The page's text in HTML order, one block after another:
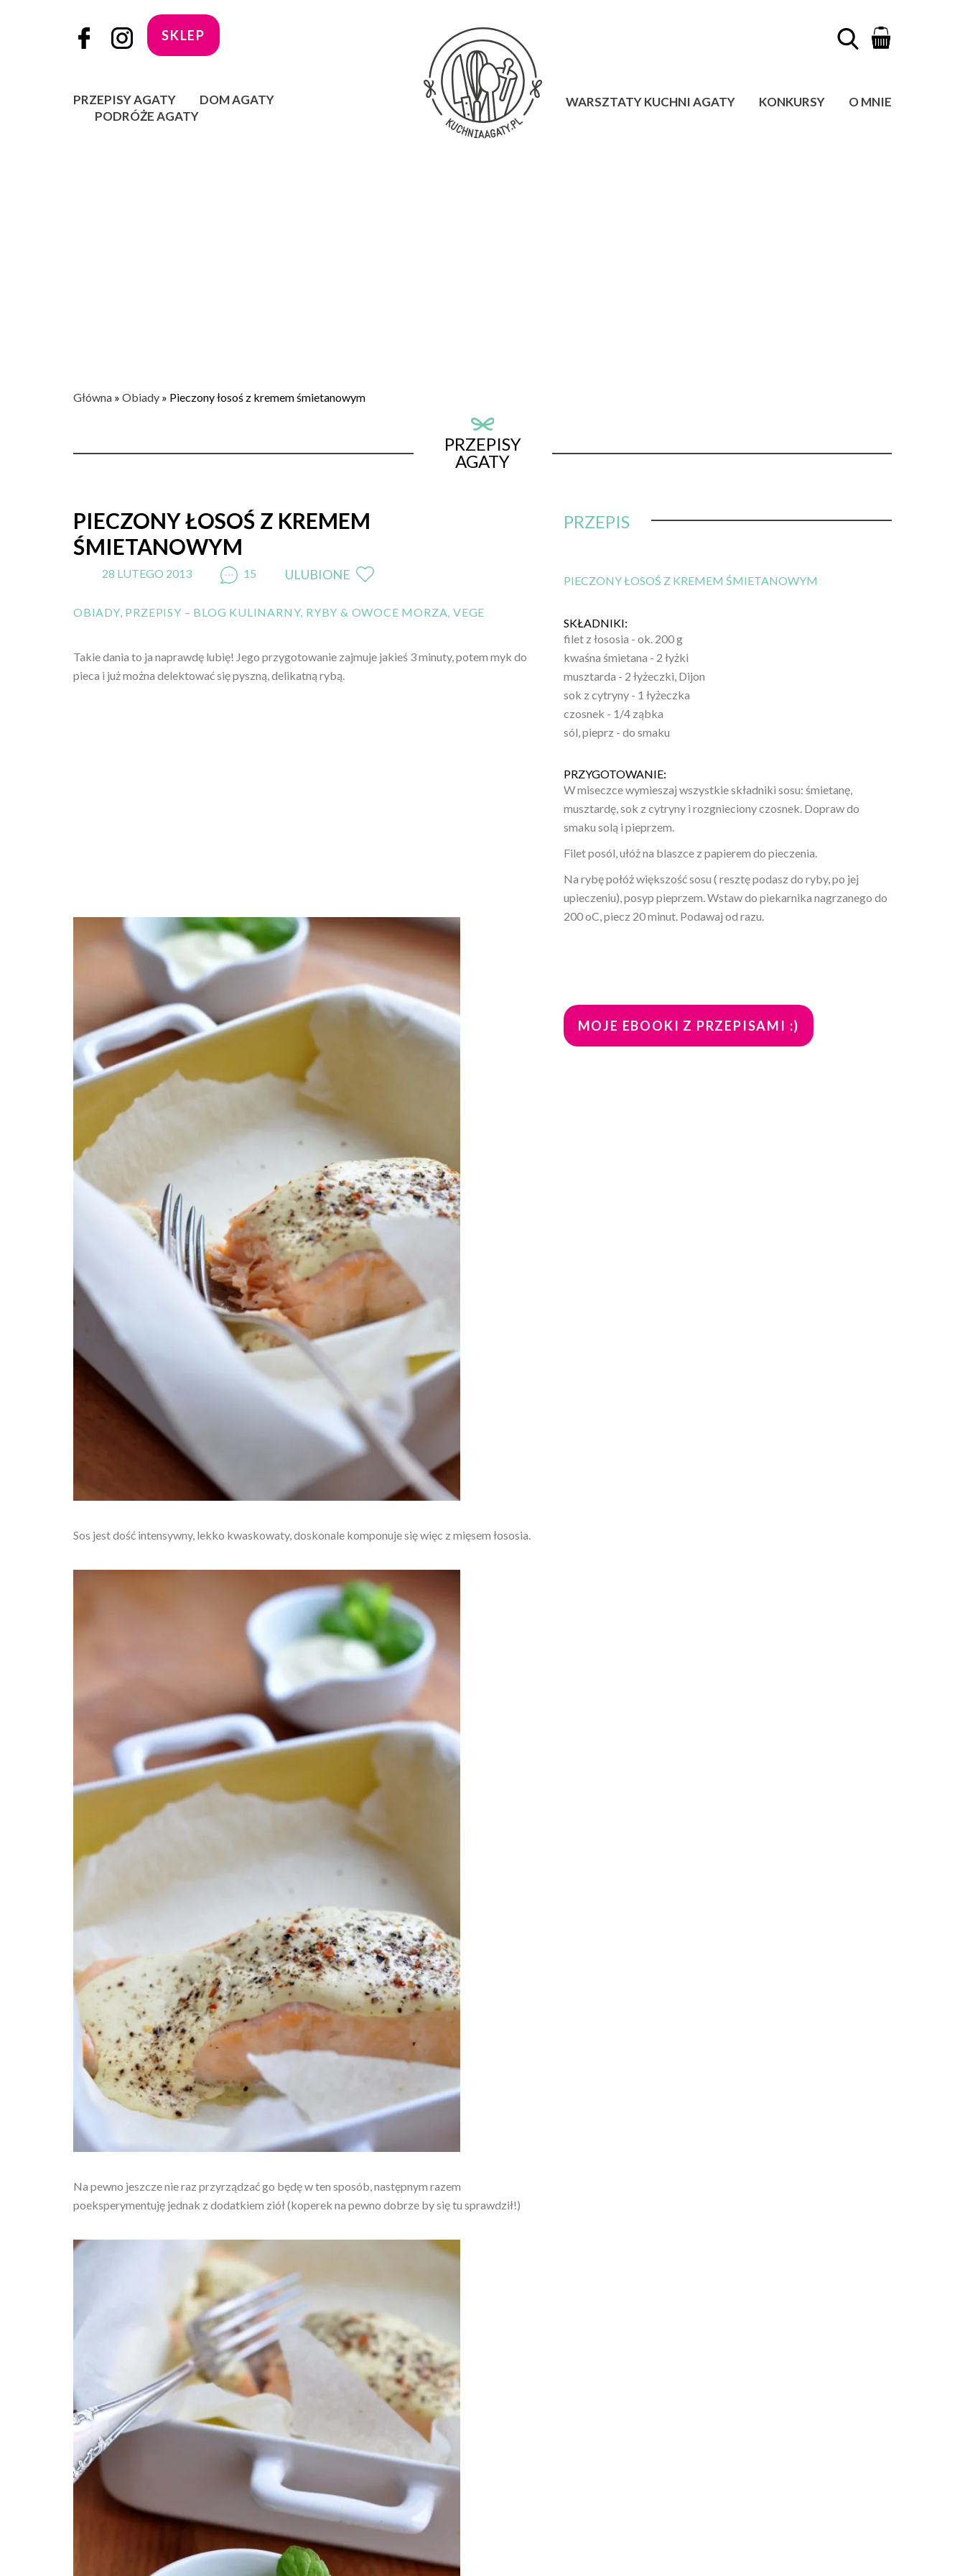
SKLEP
PRZEPISY AGATY
DOM AGATY
PODRÓŻE AGATY
WARSZTATY KUCHNI AGATY KONKURSY O MNIE
Główna » Obiady » Pieczony łosoś z kremem śmietanowym
PRZEPISY
AGATY
PIECZONY ŁOSOŚ Z KREMEM
ŚMIETANOWYM
28 LUTEGO 2013 15 ULUBIONE
OBIADY, PRZEPISY – BLOG KULINARNY, RYBY & OWOCE MORZA,VEGE
Takie dania to ja naprawdę lubię! Jego przygotowanie zajmuje jakieś 3 minuty, potem myk do
pieca i już można delektować się pyszną, delikatną rybą.
Sos jest dość intensywny, lekko kwaskowaty, doskonale komponuje się więc z mięsem łososia.
Na pewno jeszcze nie raz przyrządzać go będę w ten sposób, następnym razem
poeksperymentuję jednak z dodatkiem ziół (koperek na pewno dobrze by się tu sprawdził!)
PRZEPIS
PIECZONY ŁOSOŚ Z KREMEM ŚMIETANOWYM
SKŁADNIKI:
filet z łososia - ok. 200 g
kwaśna śmietana - 2 łyżki
musztarda - 2 łyżeczki, Dijon
sok z cytryny - 1 łyżeczka
czosnek - 1/4 ząbka
sól, pieprz - do smaku
PRZYGOTOWANIE:
W miseczce wymieszaj wszystkie składniki sosu: śmietanę,
musztardę, sok z cytryny i rozgnieciony czosnek. Dopraw do
smaku solą i pieprzem.
Filet posól, ułóż na blaszce z papierem do pieczenia.
Na rybę połóż większość sosu ( resztę podasz do ryby, po jej
upieczeniu), posyp pieprzem. Wstaw do piekarnika nagrzanego do
200 oC, piecz 20 minut. Podawaj od razu.
MOJE EBOOKI Z PRZEPISAMI :)